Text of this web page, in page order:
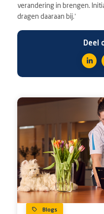
verandering in brengen.
dragen daaraan bij.’
Deel
Blogs